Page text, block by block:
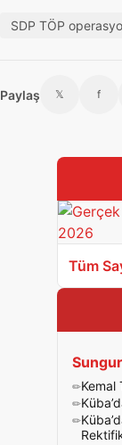
SDP TÖP
Paylaş 𝕏 f
Tüm
Kemal